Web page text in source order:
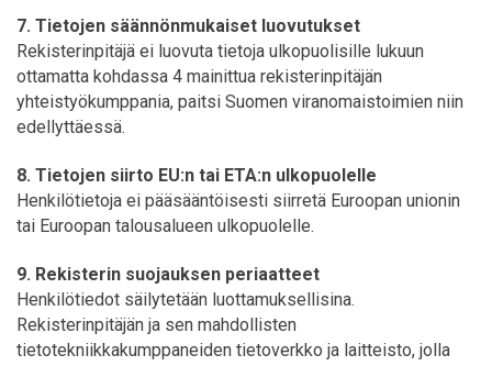
7. Tietojen säännönmukaiset luovutukset
Rekisterinpitäjä ei luovuta tietoja ulkopuolisille lukuun
ottamatta kohdassa 4 mainittua rekisterinpitäjän
yhteistyökumppania, paitsi Suomen viranomaistoimien niin
edellyttäessä.
8. Tietojen siirto EU:n tai ETA:n ulkopuolelle
Henkilötietoja ei pääsääntöisesti siirretä Euroopan unionin
tai Euroopan talousalueen ulkopuolelle.
9. Rekisterin suojauksen periaatteet
Henkilötiedot säilytetään luottamuksellisina.
Rekisterinpitäjän ja sen mahdollisten
tietotekniikkakumppaneiden tietoverkko ja laitteisto, jolla